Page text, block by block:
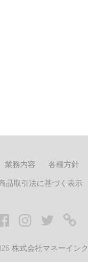
業務内容 各種方針
品取引法に基づく表示
FacebookInstagram
twitter
株式会社マネーインク